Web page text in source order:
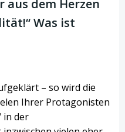
aus dem Herzen
Was ist
– so wird die
Ihrer Protagonisten
in der